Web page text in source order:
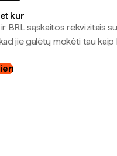
kur
ir BRL sąskaitos rekvizitais
jie galėtų mokėti tau